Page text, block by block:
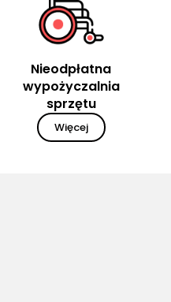
Nieodpłatna
wypożyczalnia
sprzętu
Więcej